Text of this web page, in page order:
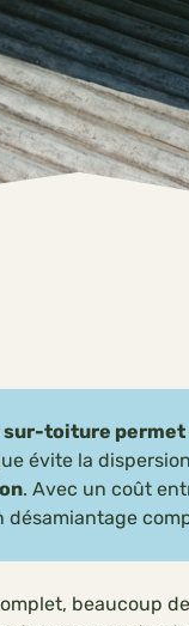
toiture
évite la
. Avec un coût
désamiantage
beaucoup